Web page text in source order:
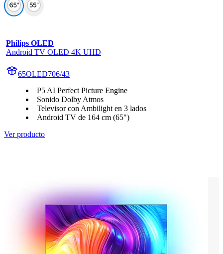
Philips OLED
Android TV OLED 4K UHD
65OLED706/43
P5 AI Perfect Picture Engine
Sonido Dolby Atmos
Televisor con Ambilight en 3 lados
Android TV de 164 cm (65")
Ver producto